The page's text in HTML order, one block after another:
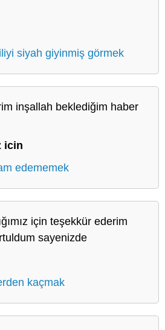
siyah giyinmiş görmek
inşallah beklediğim haber
icin
edememek
için teşekkür ederim
sayenizde
kaçmak